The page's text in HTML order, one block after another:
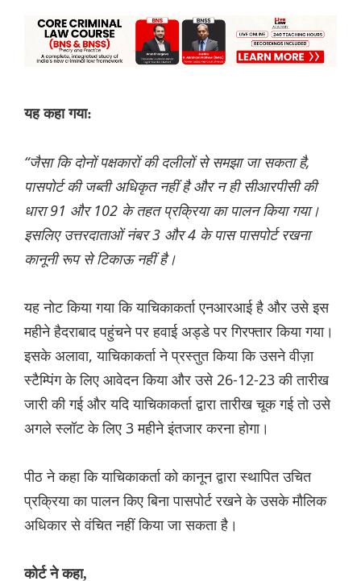
यह कहा गया:
“जैसा कि दोनों पक्षकारों की दलीलों से समझा जा सकता है,
पासपोर्ट की जब्ती अधिकृत नहीं है और न ही सीआरपीसी की
धारा 91 और 102 के तहत प्रक्रिया का पालन किया गया।
इसलिए उत्तरदाताओं नंबर 3 और 4 के पास पासपोर्ट रखना
कानूनी रूप से टिकाऊ नहीं है।
यह नोट किया गया कि याचिकाकर्ता एनआरआई है और उसे इस
महीने हैदराबाद पहुंचने पर हवाई अड्डे पर गिरफ्तार किया गया।
इसके अलावा, याचिकाकर्ता ने प्रस्तुत किया कि उसने वीज़ा
स्टैम्पिंग के लिए आवेदन किया और उसे 26-12-23 की तारीख
जारी की गई और यदि याचिकाकर्ता द्वारा तारीख चूक गई तो उसे
अगले स्लॉट के लिए 3 महीने इंतजार करना होगा।
पीठ ने कहा कि याचिकाकर्ता को कानून द्वारा स्थापित उचित
प्रक्रिया का पालन किए बिना पासपोर्ट रखने के उसके मौलिक
अधिकार से वंचित नहीं किया जा सकता है।
कोर्ट ने कहा,